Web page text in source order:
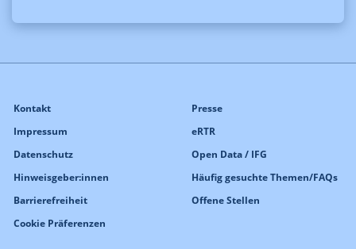
Kontakt
Impressum
Datenschutz
Hinweisgeber:innen
Barrierefreiheit
Cookie Präferenzen
Presse
eRTR
Open Data / IFG
Häufig gesuchte Themen/FAQs
Offene Stellen